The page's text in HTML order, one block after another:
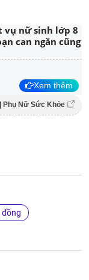
vụ nữ sinh lớp 8
can ngăn cũng
Xem thêm
Phụ Nữ Sức Khỏe
đồng